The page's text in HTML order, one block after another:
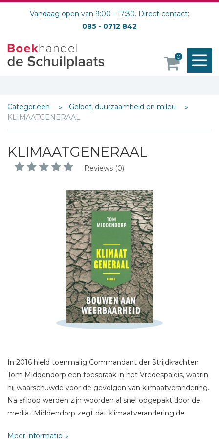
Vandaag open van 9:00 - 17:30. Direct contact:
085 - 0712 842
0
Categorieën
Geloof, duurzaamheid en mileu
KLIMAATGENERAAL
KLIMAATGENERAAL
Reviews (0)
In 2016 hield toenmalig Commandant der Strijdkrachten
Tom Middendorp een toespraak in het Vredespaleis, waarin
hij waarschuwde voor de gevolgen van klimaatverandering.
Na afloop werden zijn woorden al snel opgepakt door de
media. 'Middendorp zegt dat klimaatverandering de
Meer informatie
Schrijf hieronder je review!
Titel *